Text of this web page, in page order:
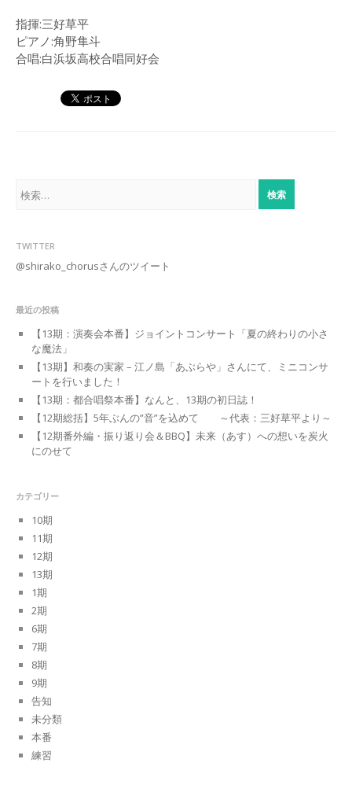
指揮:三好草平
ピアノ:角野隼斗
合唱:白浜坂高校合唱同好会
索:
TWITTER
@shirako_chorusさんのツイート
最近の投稿
【13期：演奏会本番】ジョイントコンサート「夏の終わりの小さ
な魔法」
【13期】和奏の実家 – 江ノ島「あぶらや」さんにて、ミニコンサ
ートを行いました！
【13期：都合唱祭本番】なんと、13期の初日誌！
【12期総括】5年ぶんの”音”を込めて ～代表：三好草平より～
【12期番外編・振り返り会＆BBQ】未来（あす）への想いを炭火
にのせて
カテゴリー
10期
11期
12期
13期
1期
2期
6期
7期
8期
9期
告知
未分類
本番
練習